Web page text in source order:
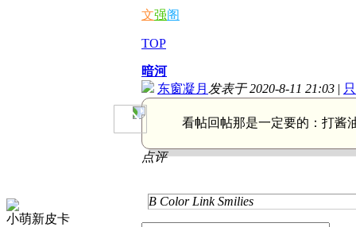
文强阁
TOP
小萌新皮卡
暗河
东窗凝月 发表于 2020-8-11 21:03 |
看帖回帖那是一定要的： 打酱
点评
B Color Link Smilies